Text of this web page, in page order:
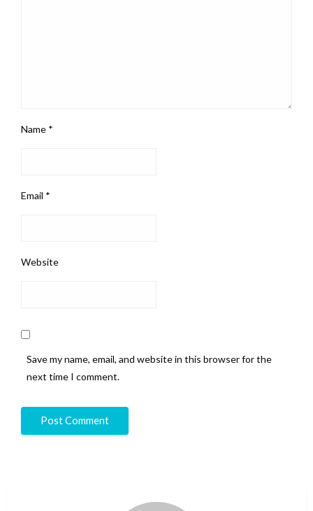
Name *
Email *
Website
Save my name, email, and website in this browser for the
next time I comment.